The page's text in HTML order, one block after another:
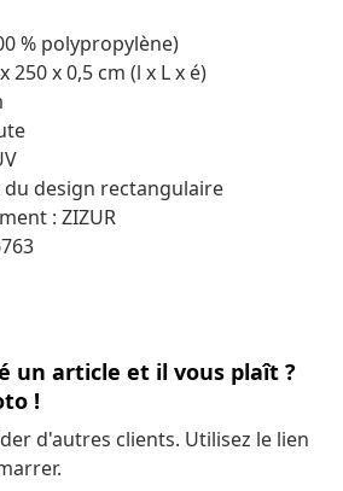
% polypropylène)
250 x 0,5 cm (l x L x é)
design rectangulaire
: ZIZUR
un article et il vous plaît ?
!
d'autres clients. Utilisez le lien